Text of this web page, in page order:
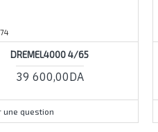
DREMEL4000 4/65
39 600,00DA
une question